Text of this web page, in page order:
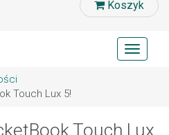
Koszyk
Toggle
Touch Lux 5!
Touch Lux